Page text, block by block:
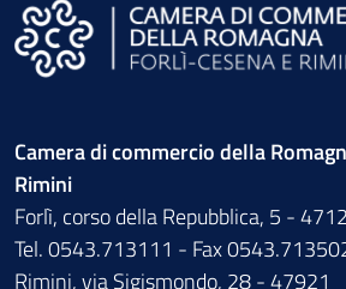
Camera di commercio della
Rimini
Forlì, corso della Repubblica, 5 -
Tel. 0543.713111 - Fax
Rimini, via Sigismondo, 28 - 47921